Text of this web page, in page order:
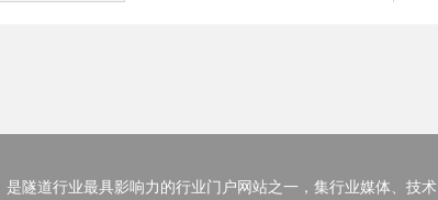
是隧道行业最具影响力的行业门户网站之一，集行业媒体、技术